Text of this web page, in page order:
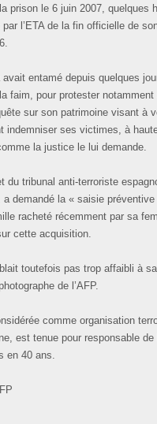
prison le 6 juin 2007, quelques
par l’ETA de la fin officielle de
avait entamé depuis quelques
faim, pour protester notamment
sur son patrimoine visant à
indemniser ses victimes, à
la justice le lui demande.
du tribunal anti-terroriste
a demandé la « saisie préventive
racheté récemment par sa
cette acquisition.
toutefois pas trop affaibli à
de l’AFP.
comme organisation
est tenue pour responsable
en 40 ans.